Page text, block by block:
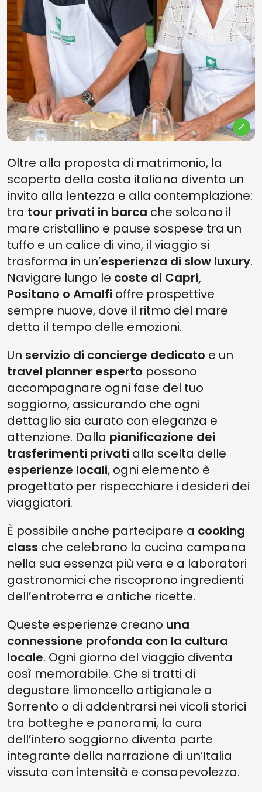
Oltre alla proposta di matrimonio, la
scoperta della costa italiana diventa un
invito alla lentezza e alla contemplazione:
tra tour privati in barca che solcano il
mare cristallino e pause sospese tra un
tuffo e un calice di vino, il viaggio si
trasforma in un’esperienza di slow luxury.
Navigare lungo le coste di Capri,
Positano o Amalfi offre prospettive
sempre nuove, dove il ritmo del mare
detta il tempo delle emozioni.
Un servizio di concierge dedicato e un
travel planner esperto possono
accompagnare ogni fase del tuo
soggiorno, assicurando che ogni
dettaglio sia curato con eleganza e
attenzione. Dalla pianificazione dei
trasferimenti privati alla scelta delle
esperienze locali, ogni elemento è
progettato per rispecchiare i desideri dei
viaggiatori.
È possibile anche partecipare a cooking
class che celebrano la cucina campana
nella sua essenza più vera e a laboratori
gastronomici che riscoprono ingredienti
dell’entroterra e antiche ricette.
Queste esperienze creano una
connessione profonda con la cultura
locale. Ogni giorno del viaggio diventa
così memorabile. Che si tratti di
degustare limoncello artigianale a
Sorrento o di addentrarsi nei vicoli storici
tra botteghe e panorami, la cura
dell’intero soggiorno diventa parte
integrante della narrazione di un’Italia
vissuta con intensità e consapevolezza.